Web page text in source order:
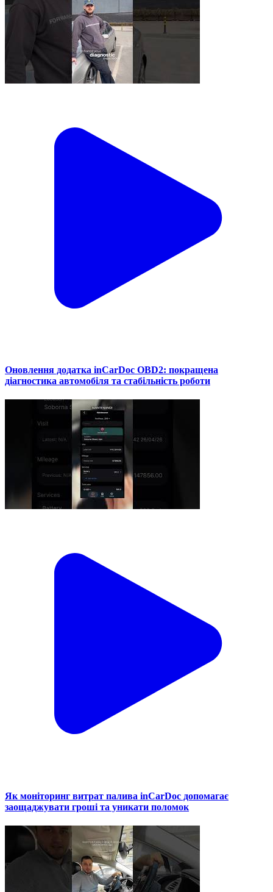
Оновлення додатка inCarDoc OBD2: покращена
діагностика автомобіля та стабільність роботи
Як моніторинг витрат палива inCarDoc допомагає
заощаджувати гроші та уникати поломок